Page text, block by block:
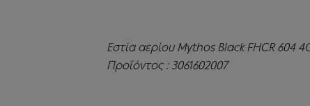
Εστία αερίου Mythos Black FHCR 604
Προϊόντος : 3061602007